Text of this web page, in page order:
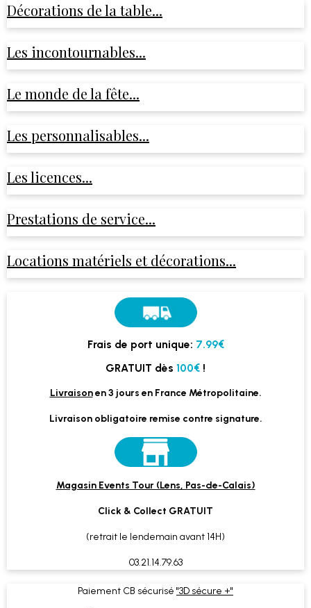
Décorations de la table...
Les incontournables...
Le monde de la fête...
Les personnalisables...
Les licences...
Prestations de service...
Locations matériels et décorations...
Frais de port unique: 7.99€
GRATUIT dès 100€ !
Livraisonen 3 jours en France Métropolitaine.
Livraison obligatoire remise contre signature.
Magasin Events Tour (Lens, Pas-de-Calais)
Click & Collect GRATUIT
(retrait le lendemain avant 14H)
03.21.14.79.63
Paiement CB sécurisé "3D sécure +"